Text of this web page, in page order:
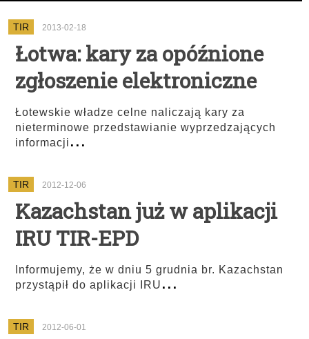
TIR 2013-02-18
Łotwa: kary za opóźnione
zgłoszenie elektroniczne
Łotewskie władze celne naliczają kary za
nieterminowe przedstawianie wyprzedzających
informacji...
TIR 2012-12-06
Kazachstan już w aplikacji
IRU TIR-EPD
Informujemy, że w dniu 5 grudnia br. Kazachstan
przystąpił do aplikacji IRU ...
TIR 2012-06-01